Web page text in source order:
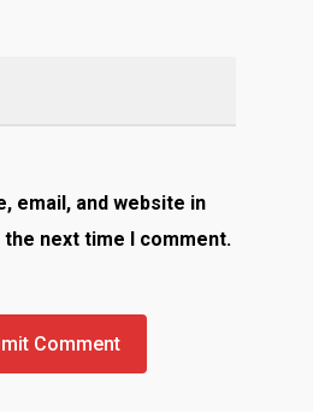
email, and website in
next time I comment.